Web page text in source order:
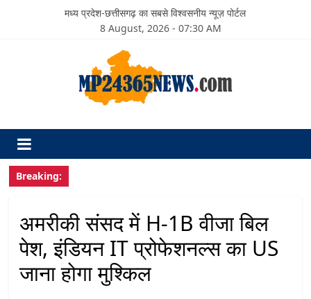
मध्य प्रदेश-छत्तीसगढ़ का सबसे विश्वसनीय न्यूज़ पोर्टल
8 August, 2026 - 07:30 AM
Breaking:
अमरीकी संसद में H-1B वीजा बिल
पेश, इंडियन IT प्रोफेशनल्‍स का US
जाना होगा मुश्किल